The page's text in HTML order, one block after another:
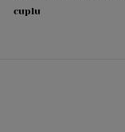
cuplu